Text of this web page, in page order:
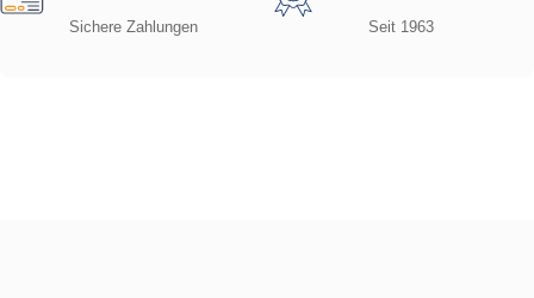
Sichere Zahlungen Seit 1963